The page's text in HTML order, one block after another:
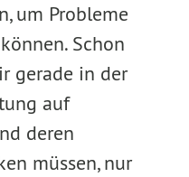
um Probleme
Schon
gerade in der
auf
deren
müssen, nur